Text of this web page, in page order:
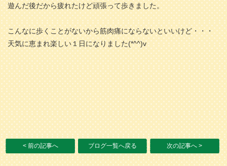
遊んだ後だから疲れたけど頑張って歩きました。
こんなに歩くことがないから筋肉痛にならないといいけど・・・
天気に恵まれ楽しい１日になりました(*^^)v
< 前の記事へ ブログ一覧へ戻る 次の記事へ >